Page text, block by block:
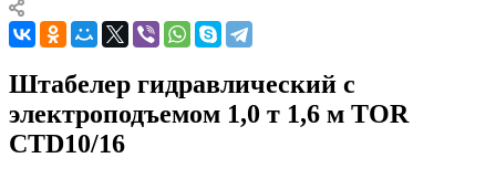
Штабелер гидравлический с
электроподъемом 1,0 т 1,6 м TOR
CTD10/16